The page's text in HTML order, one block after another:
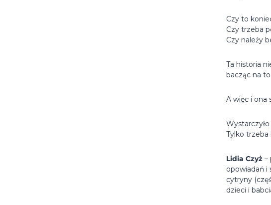
Czy to
Czy trzeba
Czy należy
Ta historia
bacząc na
A więc i ona
Tylko trzeba
Lidia Czyż –
opowiadań i
cytryny
dzieci i